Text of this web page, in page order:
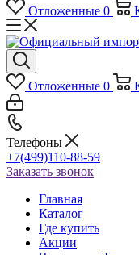
Отложенные 0
Отложенные 0
Телефоны
+7(499)110-88-59
Заказать звонок
Главная
Каталог
Где купить
Акции